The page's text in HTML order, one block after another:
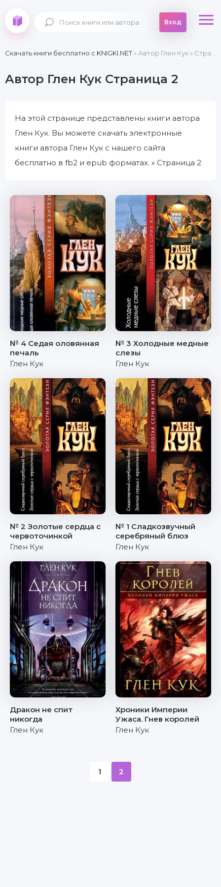
Вход
Скачать книги бесплатно c KNIGKI.NET» Автор Глен Кук » Страница 2
Автор Глен Кук Страница 2
На этой странице представлены книги автора
Глен Кук. Вы можете скачать электронные
книги автора Глен Кук с нашего сайта
бесплатно в fb2 и epub форматах. » Страница 2
№ 4 Седая оловянная
печаль
Глен Кук
№ 3 Холодные медные
слезы
Глен Кук
№ 2 Золотые сердца с
червоточинкой
Глен Кук
№ 1 Сладкозвучный
серебряный блюз
Глен Кук
Дракон не спит
никогда
Глен Кук
Хроники Империи
Ужаса. Гнев королей
Глен Кук
1 2